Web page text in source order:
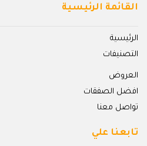
القائمة الرئيسية
الرئيسية
التصنيفات
العروض
افضل الصفقات
تواصل معنا
تابعنا علي